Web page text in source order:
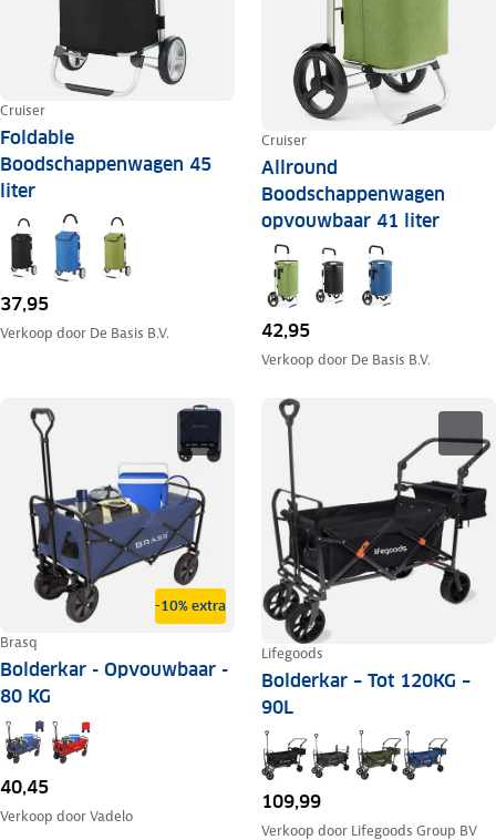
Cruiser
Foldable
Boodschappenwagen 45
liter
37,95
Verkoop door De Basis B.V.
Cruiser
Allround
Boodschappenwagen
opvouwbaar 41 liter
42,95
Verkoop door De Basis B.V.
-10% extra
Brasq
Bolderkar - Opvouwbaar -
80 KG
40,45
Verkoop doorVadelo
Lifegoods
Bolderkar – Tot 120KG –
90L
109,99
Verkoop door Lifegoods Group BV